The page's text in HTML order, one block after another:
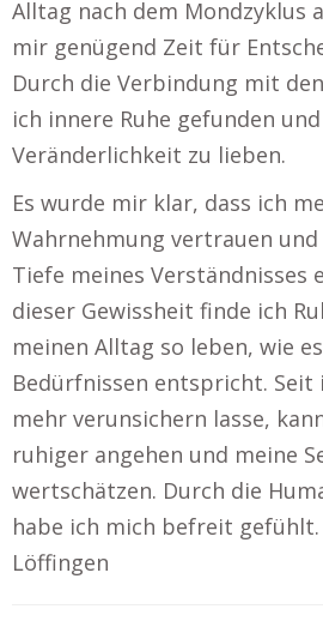
Alltag nach dem Mondzyklus
mir genügend Zeit für
Durch die Verbindung mit
ich innere Ruhe gefunden
Veränderlichkeit zu lieben.
Es wurde mir klar, dass ich
Wahrnehmung vertrauen
Tiefe meines Verständnisses
dieser Gewissheit finde ich
meinen Alltag so leben, wie
Bedürfnissen entspricht. Seit
mehr verunsichern lasse,
ruhiger angehen und meine
wertschätzen. Durch die
habe ich mich befreit gefühlt.
Löffingen